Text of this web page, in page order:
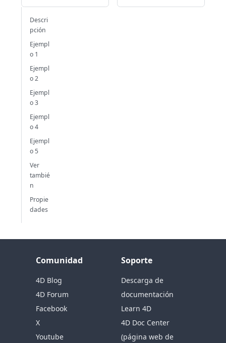
Descri
pción
Ejempl
o 1
Ejempl
o 2
Ejempl
o 3
Ejempl
o 4
Ejempl
o 5
Ver
tambié
n
Propie
dades
Comunidad
4D Blog
4D Forum
Facebook
X
Youtube
Soporte
Descarga de
documentación
Learn 4D
4D Doc Center
(página web de